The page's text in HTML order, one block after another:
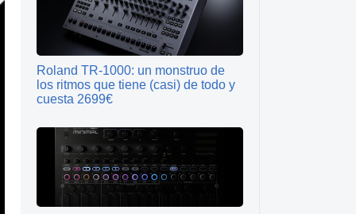
Roland TR-1000: un monstruo de
los ritmos que tiene (casi) de todo y
cuesta 2699€